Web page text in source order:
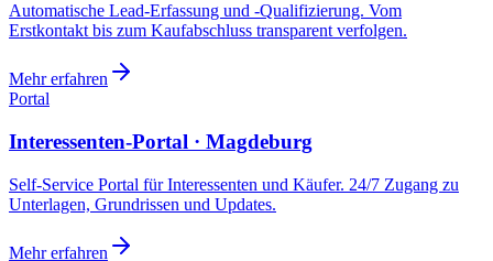
Automatische Lead-Erfassung und -Qualifizierung. Vom
Erstkontakt bis zum Kaufabschluss transparent verfolgen.
Mehr erfahren
Portal
Interessenten-Portal · Magdeburg
Self-Service Portal für Interessenten und Käufer. 24/7 Zugang zu
Unterlagen, Grundrissen und Updates.
Mehr erfahren